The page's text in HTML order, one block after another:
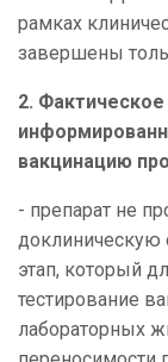
рамках
завершены
2. Фактическое
вакцинацию
- препарат не
доклиническую
этап, который
тестирование
лабораторных